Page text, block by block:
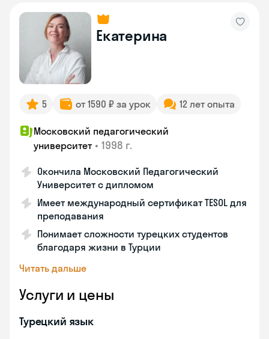
Екатерина
5 от 1590 ₽ за урок 12 лет опыта
Московский педагогический
университет • 1998 г.
Окончила Московский Педагогический
Университет с дипломом
Имеет международный сертификат TESOL для
преподавания
Понимает сложности турецких студентов
благодаря жизни в Турции
Читать дальше
Услуги и цены
Турецкий язык